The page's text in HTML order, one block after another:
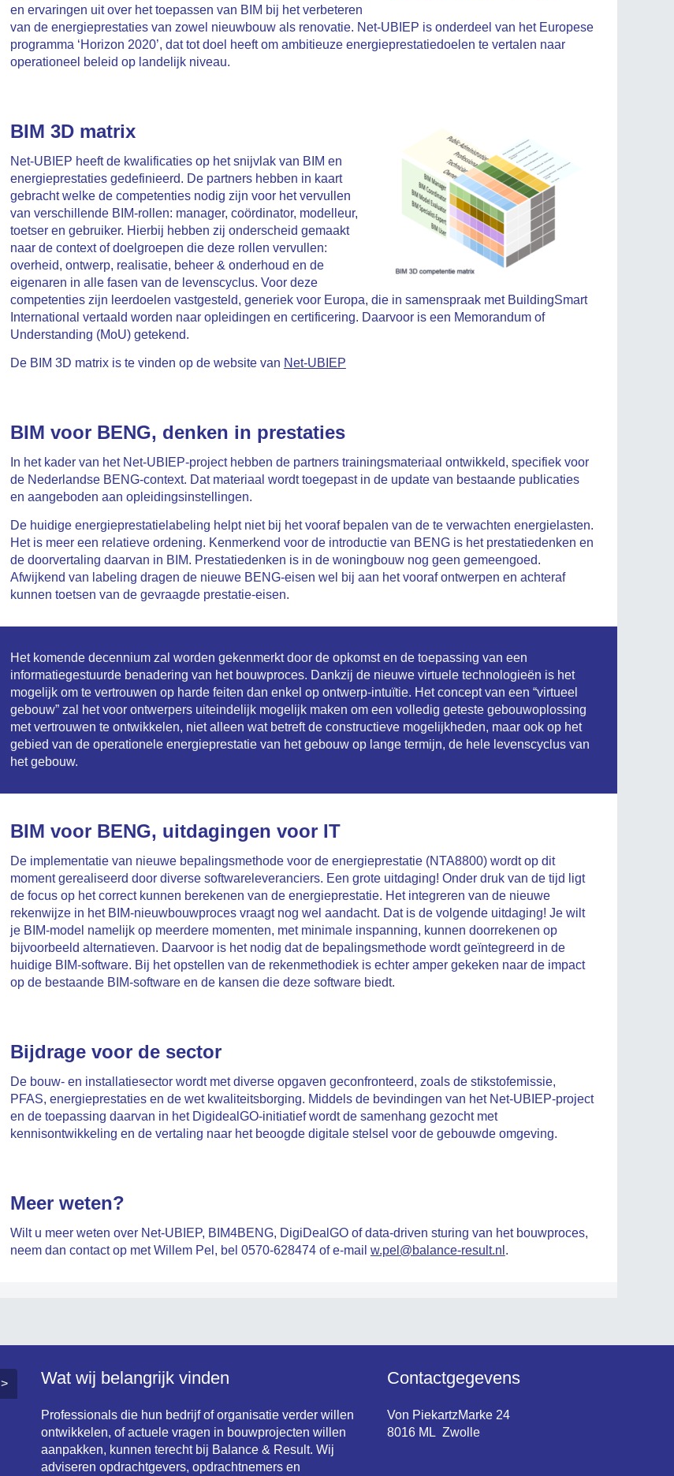
en ervaringen uit over het toepassen van BIM bij het verbeteren
van de energieprestaties van zowel nieuwbouw als renovatie. Net-UBIEP is onderdeel van het Europese
programma ‘Horizon 2020’, dat tot doel heeft om ambitieuze energieprestatiedoelen te vertalen naar
operationeel beleid op landelijk niveau.
BIM 3D matrix
Net-UBIEP heeft de kwalificaties op het snijvlak van BIM en
energieprestaties gedefinieerd. De partners hebben in kaart
gebracht welke de competenties nodig zijn voor het vervullen
van verschillende BIM-rollen: manager, coördinator, modelleur,
toetser en gebruiker. Hierbij hebben zij onderscheid gemaakt
naar de context of doelgroepen die deze rollen vervullen:
overheid, ontwerp, realisatie, beheer & onderhoud en de
eigenaren in alle fasen van de levenscyclus. Voor deze
competenties zijn leerdoelen vastgesteld, generiek voor Europa, die in samenspraak met BuildingSmart
International vertaald worden naar opleidingen en certificering. Daarvoor is een Memorandum of
Understanding (MoU) getekend.
De BIM 3D matrix is te vinden op de website van Net-UBIEP
BIM voor BENG, denken in prestaties
In het kader van het Net-UBIEP-project hebben de partners trainingsmateriaal ontwikkeld, specifiek voor
de Nederlandse BENG-context. Dat materiaal wordt toegepast in de update van bestaande publicaties
en aangeboden aan opleidingsinstellingen.
De huidige energieprestatielabeling helpt niet bij het vooraf bepalen van de te verwachten energielasten.
Het is meer een relatieve ordening. Kenmerkend voor de introductie van BENG is het prestatiedenken en
de doorvertaling daarvan in BIM. Prestatiedenken is in de woningbouw nog geen gemeengoed.
Afwijkend van labeling dragen de nieuwe BENG-eisen wel bij aan het vooraf ontwerpen en achteraf
kunnen toetsen van de gevraagde prestatie-eisen.
Het komende decennium zal worden gekenmerkt door de opkomst en de toepassing van een
informatiegestuurde benadering van het bouwproces. Dankzij de nieuwe virtuele technologieën is het
mogelijk om te vertrouwen op harde feiten dan enkel op ontwerp-intuïtie. Het concept van een “virtueel
gebouw” zal het voor ontwerpers uiteindelijk mogelijk maken om een volledig geteste gebouwoplossing
met vertrouwen te ontwikkelen, niet alleen wat betreft de constructieve mogelijkheden, maar ook op het
gebied van de operationele energieprestatie van het gebouw op lange termijn, de hele levenscyclus van
het gebouw.
BIM voor BENG, uitdagingen voor IT
De implementatie van nieuwe bepalingsmethode voor de energieprestatie (NTA8800) wordt op dit
moment gerealiseerd door diverse softwareleveranciers. Een grote uitdaging! Onder druk van de tijd ligt
de focus op het correct kunnen berekenen van de energieprestatie. Het integreren van de nieuwe
rekenwijze in het BIM-nieuwbouwproces vraagt nog wel aandacht. Dat is de volgende uitdaging! Je wilt
je BIM-model namelijk op meerdere momenten, met minimale inspanning, kunnen doorrekenen op
bijvoorbeeld alternatieven. Daarvoor is het nodig dat de bepalingsmethode wordt geïntegreerd in de
huidige BIM-software. Bij het opstellen van de rekenmethodiek is echter amper gekeken naar de impact
op de bestaande BIM-software en de kansen die deze software biedt.
Bijdrage voor de sector
De bouw- en installatiesector wordt met diverse opgaven geconfronteerd, zoals de stikstofemissie,
PFAS, energieprestaties en de wet kwaliteitsborging. Middels de bevindingen van het Net-UBIEP-project
en de toepassing daarvan in het DigidealGO-initiatief wordt de samenhang gezocht met
kennisontwikkeling en de vertaling naar het beoogde digitale stelsel voor de gebouwde omgeving.
Meer weten?
Wilt u meer weten over Net-UBIEP, BIM4BENG, DigiDealGO of data-driven sturing van het bouwproces,
neem dan contact op met Willem Pel, bel 0570-628474 of e-mail w.pel@balance-result.nl .
> Wat wij belangrijk vinden
Professionals die hun bedrijf of organisatie verder willen
ontwikkelen, of actuele vragen in bouwprojecten willen
aanpakken, kunnen terecht bij Balance & Result. Wij
adviseren opdrachtgevers, opdrachtnemers en
Contactgegevens
Von PiekartzMarke 24
8016 ML Zwolle